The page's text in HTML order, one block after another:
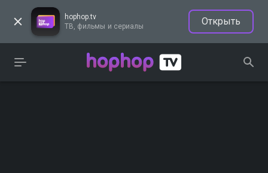
hophop.tv
ТВ, фильмы и сериалы
Открыть